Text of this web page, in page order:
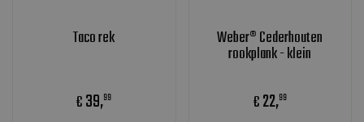
Taco rek
€39,99
Weber® Cederhouten
rookplank - klein
€22,99